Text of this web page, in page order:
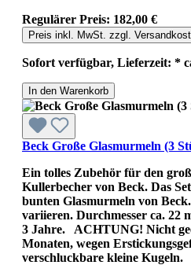
Regulärer Preis: 182,00 €
Preis inkl. MwSt. zzgl.
Sofort verfügbar, Lieferzeit: *
In den Warenkorb
Beck Große Glasmurmeln (3
Ein tolles Zubehör für den
Kullerbecher von Beck. Das
bunten Glasmurmeln von
variieren. Durchmesser ca. 22
3 Jahre. ACHTUNG! Nicht
Monaten, wegen
verschluckbare kleine Kugeln.